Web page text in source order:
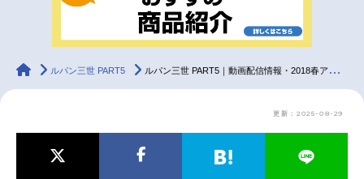
ランキング アニメ
ラジオ みんなの声
animateTimes
ルパン三世 PART5 ルパン三世 PART5｜動画配信情報・2018春アニメ最新情報一覧
更新：2025-08-29